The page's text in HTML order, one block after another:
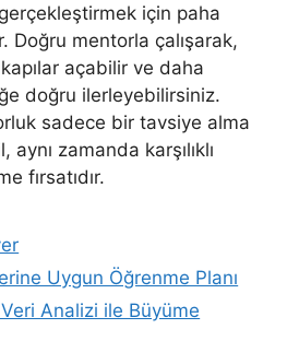
için paha
Doğru mentorla çalışarak,
açabilir ve daha
doğru ilerleyebilirsiniz.
sadece bir tavsiye alma
aynı zamanda karşılıklı
fırsatıdır.
Uygun Öğrenme Planı
Analizi ile Büyüme